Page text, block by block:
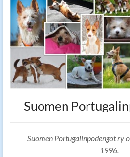
Suomen
Suomen Portugalinpodengot ry
1996.